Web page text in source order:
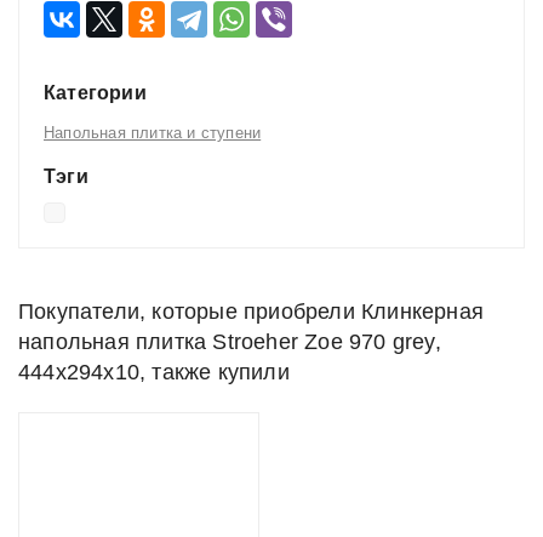
Категории
Напольная плитка и ступени
Тэги
Покупатели, которые приобрели Клинкерная
напольная плитка Stroeher Zoe 970 grey,
444x294x10, также купили